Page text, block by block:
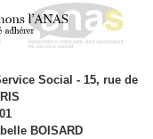
Social - 15, rue de
BOISARD